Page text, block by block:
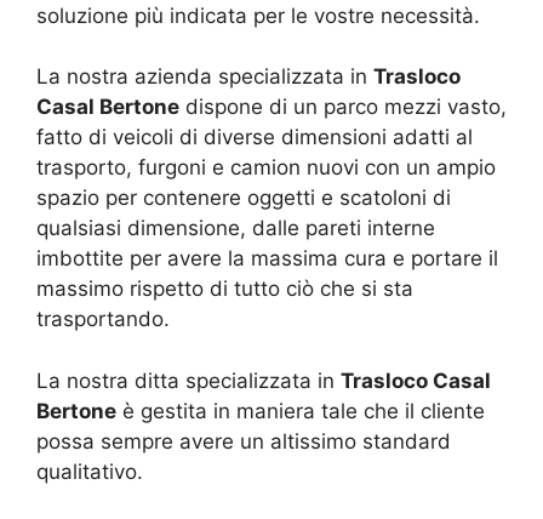
soluzione più indicata per le vostre necessità.
La nostra azienda specializzata in Trasloco
Casal Bertone dispone di un parco mezzi vasto,
fatto di veicoli di diverse dimensioni adatti al
trasporto, furgoni e camion nuovi con un ampio
spazio per contenere oggetti e scatoloni di
qualsiasi dimensione, dalle pareti interne
imbottite per avere la massima cura e portare il
massimo rispetto di tutto ciò che si sta
trasportando.
La nostra ditta specializzata in Trasloco Casal
Bertone è gestita in maniera tale che il cliente
possa sempre avere un altissimo standard
qualitativo.